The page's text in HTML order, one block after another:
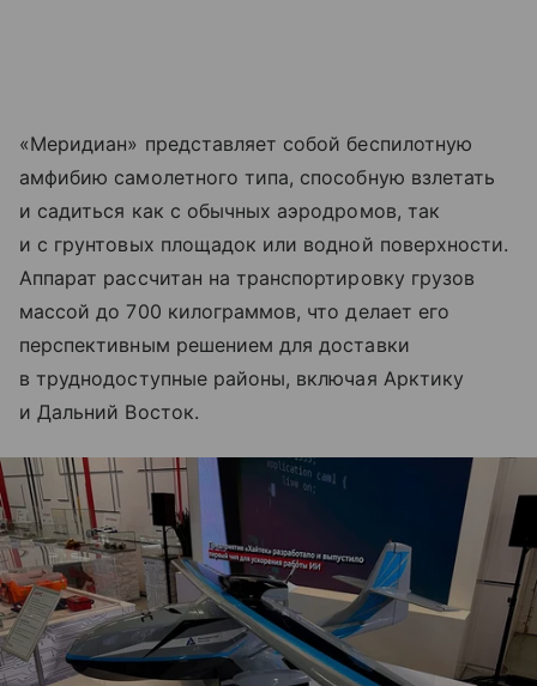
«Меридиан» представляет собой беспилотную
амфибию самолетного типа, способную взлетать
и садиться как с обычных аэродромов, так
и с грунтовых площадок или водной поверхности.
Аппарат рассчитан на транспортировку грузов
массой до 700 килограммов, что делает его
перспективным решением для доставки
в труднодоступные районы, включая Арктику
и Дальний Восток.